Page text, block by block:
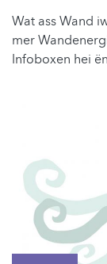
Wat ass Wand
mer
Infoboxen hei